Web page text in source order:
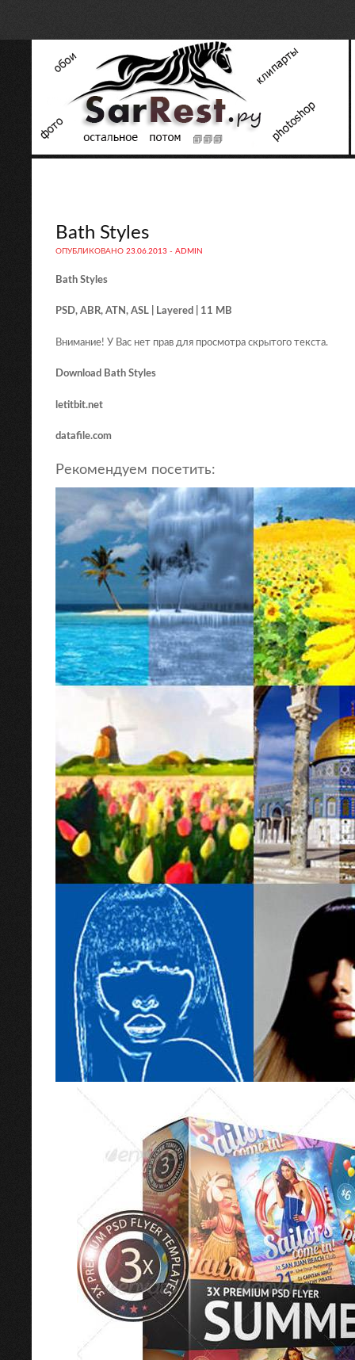
Bath Styles
ОПУБЛИКОВАНО 23.06.2013 - ADMIN
Bath Styles
PSD, ABR, ATN, ASL | Layered | 11 MB
Внимание! У Вас нет прав для просмотра скрытого текста.
Download Bath Styles
letitbit.net
datafile.com
Рекомендуем посетить: